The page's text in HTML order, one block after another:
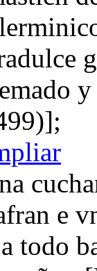
e
todo